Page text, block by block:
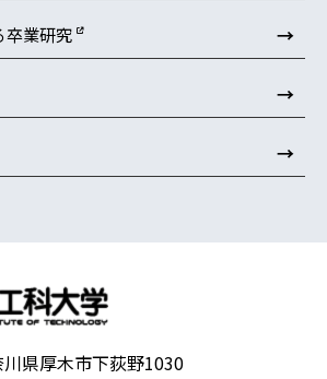
卒業研究 →
→
→
県厚木市下荻野1030